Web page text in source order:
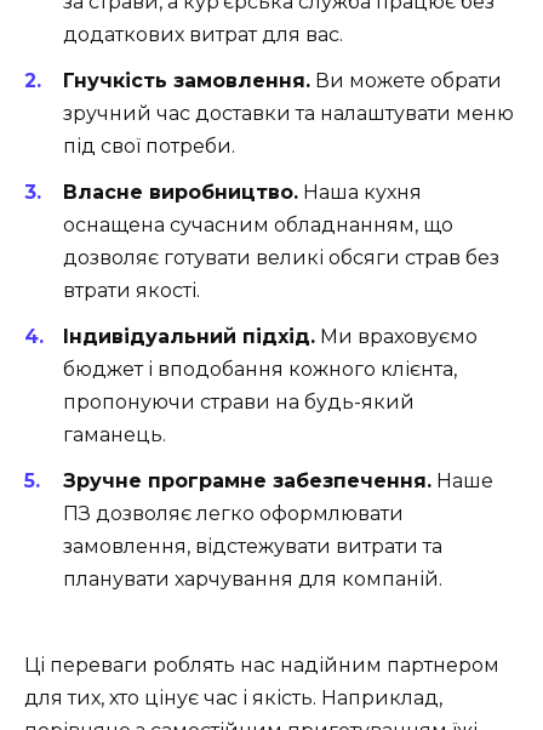
додаткових витрат для вас.
Гнучкість замовлення. Ви можете обрати
зручний час доставки та налаштувати меню
під свої потреби.
Власне виробництво. Наша кухня
оснащена сучасним обладнанням, що
дозволяє готувати великі обсяги страв без
втрати якості.
Індивідуальний підхід. Ми враховуємо
бюджет і вподобання кожного клієнта,
пропонуючи страви на будь-який
гаманець.
Зручне програмне забезпечення. Наше
ПЗ дозволяє легко оформлювати
замовлення, відстежувати витрати та
планувати харчування для компаній.
Ці переваги роблять нас надійним партнером
для тих, хто цінує час і якість. Наприклад,